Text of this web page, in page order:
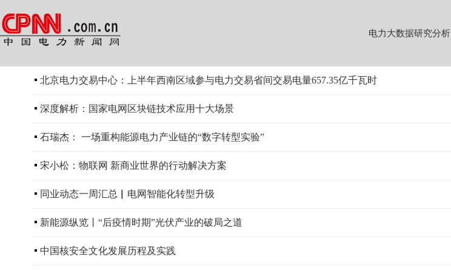
电力大数据研究分析
北京电力交易中心：上半年西南区域参与电力交易省间交易电量657.35亿千瓦时
深度解析：国家电网区块链技术应用十大场景
石瑞杰： 一场重构能源电力产业链的“数字转型实验”
宋小松：物联网 新商业世界的行动解决方案
同业动态一周汇总▏电网智能化转型升级
新能源纵览丨“后疫情时期”光伏产业的破局之道
中国核安全文化发展历程及实践